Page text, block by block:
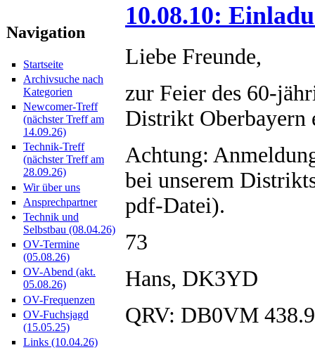
Navigation
Startseite
Archivsuche nach
Kategorien
Newcomer-Treff
(nächster Treff am
14.09.26)
Technik-Treff
(nächster Treff am
28.09.26)
Wir über uns
Ansprechpartner
Technik und
Selbstbau (08.04.26)
OV-Termine
(05.08.26)
OV-Abend (akt.
05.08.26)
OV-Frequenzen
OV-Fuchsjagd
(15.05.25)
Links (10.04.26)
10.08.10:
Liebe Freunde,
zur Feier des 60-
Distrikt Oberbayern
Achtung:
bei unserem
pdf-Datei).
73
Hans, DK3YD
QRV: DB0VM